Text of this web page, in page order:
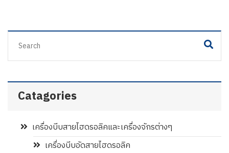
Catagories
เครื่องบีบสายไฮดรอลิคและเครื่องจักรต่างๆ
เครื่องบีบอัดสายไฮดรอลิค